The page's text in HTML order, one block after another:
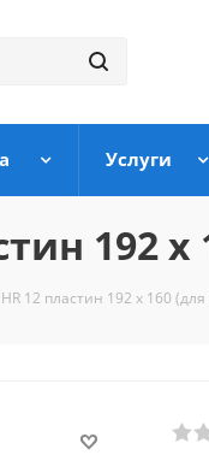
Услуги
192 x
12 пластин 192 x 160 (для